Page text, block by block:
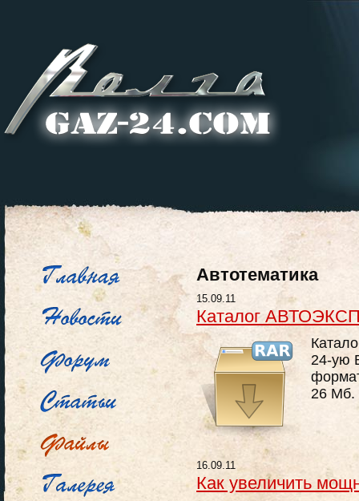
Автотематика
15.09.11
Каталог
24-ую
26 Мб.
16.09.11
Как увеличить